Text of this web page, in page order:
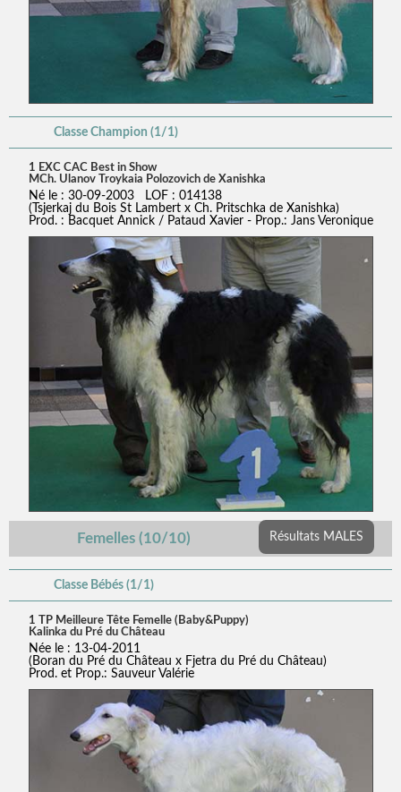
Classe Champion (1/1)
1 EXC CAC Best in Show
MCh. Ulanov Troykaia Polozovich de Xanishka
Né le : 30-09-2003 LOF : 014138
(Tsjerkaj du Bois St Lambert x Ch. Pritschka de Xanishka)
Prod. : Bacquet Annick / Pataud Xavier - Prop.: Jans Veronique
Femelles (10/10) Résultats MALES
Classe Bébés (1/1)
1 TP Meilleure Tête Femelle (Baby&Puppy)
Kalinka du Pré du Château
Née le : 13-04-2011
(Boran du Pré du Château x Fjetra du Pré du Château)
Prod. et Prop.: Sauveur Valérie